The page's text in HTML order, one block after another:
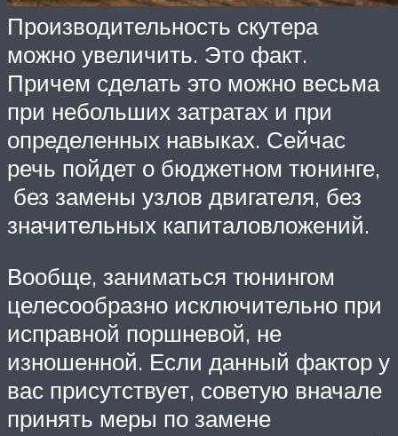
Производительность скутера
можно увеличить. Это факт.
Причем сделать это можно весьма
при небольших затратах и при
определенных навыках. Сейчас
речь пойдет о бюджетном тюнинге,
без замены узлов двигателя, без
значительных капиталовложений.
Вообще, заниматься тюнингом
целесообразно исключительно при
исправной поршневой, не
изношенной. Если данный фактор у
вас присутствует, советую вначале
принять меры по замене